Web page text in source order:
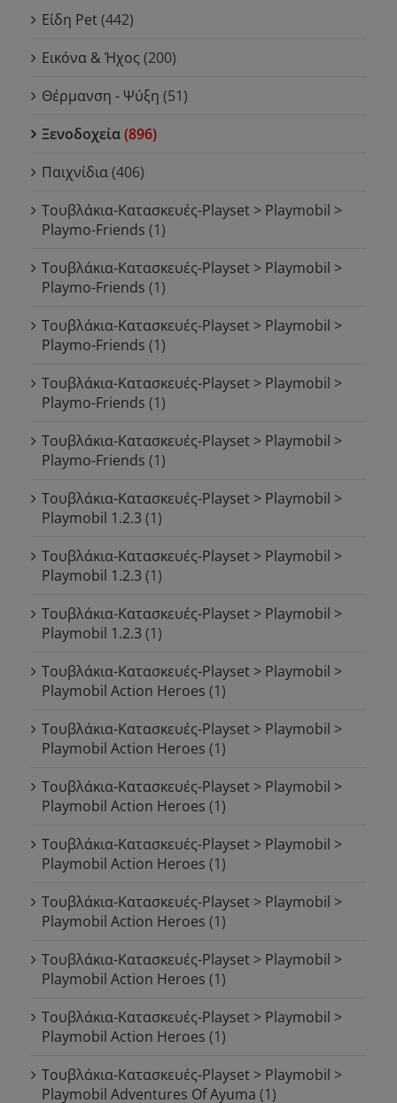
Είδη Pet(442)
Εικόνα & Ήχος (200)
Θέρμανση - Ψύξη (51)
Ξενοδοχεία(896)
Παιχνίδια(406)
Τουβλάκια-Κατασκευές-Playset > Playmobil >
Playmo-Friends (1)
Τουβλάκια-Κατασκευές-Playset > Playmobil >
Playmo-Friends (1)
Τουβλάκια-Κατασκευές-Playset > Playmobil >
Playmo-Friends (1)
Τουβλάκια-Κατασκευές-Playset > Playmobil >
Playmo-Friends (1)
Τουβλάκια-Κατασκευές-Playset > Playmobil >
Playmo-Friends (1)
Τουβλάκια-Κατασκευές-Playset > Playmobil >
Playmobil 1.2.3 (1)
Τουβλάκια-Κατασκευές-Playset > Playmobil >
Playmobil 1.2.3 (1)
Τουβλάκια-Κατασκευές-Playset > Playmobil >
Playmobil 1.2.3 (1)
Τουβλάκια-Κατασκευές-Playset > Playmobil >
Playmobil Action Heroes (1)
Τουβλάκια-Κατασκευές-Playset > Playmobil >
Playmobil Action Heroes (1)
Τουβλάκια-Κατασκευές-Playset > Playmobil >
Playmobil Action Heroes (1)
Τουβλάκια-Κατασκευές-Playset > Playmobil >
Playmobil Action Heroes (1)
Τουβλάκια-Κατασκευές-Playset > Playmobil >
Playmobil Action Heroes (1)
Τουβλάκια-Κατασκευές-Playset > Playmobil >
Playmobil Action Heroes (1)
Τουβλάκια-Κατασκευές-Playset > Playmobil >
Playmobil Action Heroes (1)
Τουβλάκια-Κατασκευές-Playset > Playmobil >
Playmobil Adventures Of Ayuma (1)